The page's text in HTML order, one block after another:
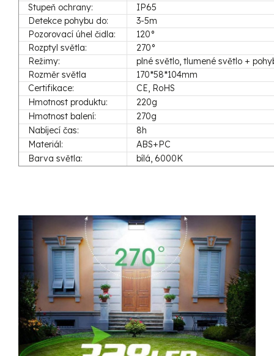
Stupeň ochrany:
IP65
Detekce pohybu do:
3-5m
Pozorovací úhel čidla:
120°
Rozptyl světla:
270°
Režimy:
plné světlo, tlumené světlo +
Rozměr světla
170*58*104mm
Certifikace:
CE, RoHS
Hmotnost produktu:
220g
Hmotnost balení:
270g
Nabíjecí čas:
8h
Materiál:
ABS+PC
Barva světla:
bílá, 6000K